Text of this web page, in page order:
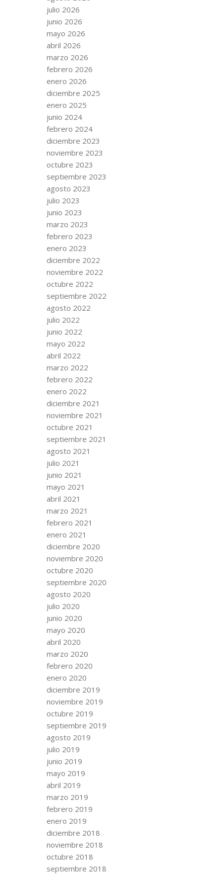
julio 2026
junio 2026
mayo 2026
abril 2026
marzo 2026
febrero 2026
enero 2026
diciembre 2025
enero 2025
junio 2024
febrero 2024
diciembre 2023
noviembre 2023
octubre 2023
septiembre 2023
agosto 2023
julio 2023
junio 2023
marzo 2023
febrero 2023
enero 2023
diciembre 2022
noviembre 2022
octubre 2022
septiembre 2022
agosto 2022
julio 2022
junio 2022
mayo 2022
abril 2022
marzo 2022
febrero 2022
enero 2022
diciembre 2021
noviembre 2021
octubre 2021
septiembre 2021
agosto 2021
julio 2021
junio 2021
mayo 2021
abril 2021
marzo 2021
febrero 2021
enero 2021
diciembre 2020
noviembre 2020
octubre 2020
septiembre 2020
agosto 2020
julio 2020
junio 2020
mayo 2020
abril 2020
marzo 2020
febrero 2020
enero 2020
diciembre 2019
noviembre 2019
octubre 2019
septiembre 2019
agosto 2019
julio 2019
junio 2019
mayo 2019
abril 2019
marzo 2019
febrero 2019
enero 2019
diciembre 2018
noviembre 2018
octubre 2018
septiembre 2018